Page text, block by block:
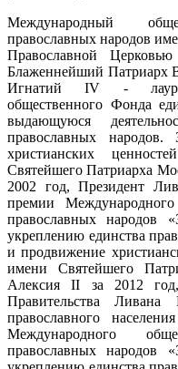
Международный
православных народов
Православной
Блаженнейший Патриарх
Игнатий IV -
общественного Фонда
выдающуюся
православных
христианских
Святейшего Патриарха
2002 год, Президент
премии
православных народов
укреплению единства
и продвижение
имени Святейшего
Алексия II за 2012 год,
Правительства
православного
Международного
православных народов